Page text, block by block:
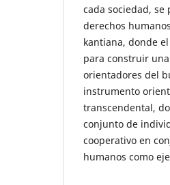
cada sociedad,
derechos
kantiana, donde
para construir
orientadores del
instrumento
transcendental,
conjunto de
cooperativo en
humanos como